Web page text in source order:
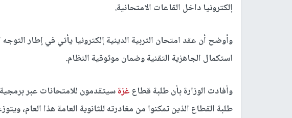
إلكترونيا داخل القاعات الامتحانية.
وأوضح أن عقد امتحان التربية الدينية إلكترونيا يأتي في إطار التوجه
استكمال الجاهزية التقنية وضمان موثوقية النظام.
وأفادت الوزارة بأن طلبة قطاع غزة
طلبة القطاع الذين تمكنوا من مغادرته للثانوية العامة هذا العام، ويتوزعون على 46 دولة